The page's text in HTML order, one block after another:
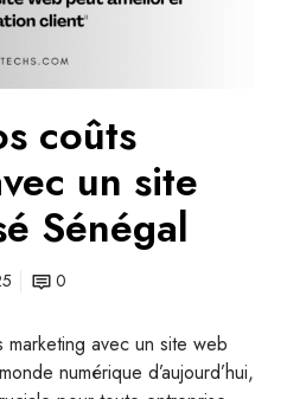
coûts
un site
Sénégal
0
avec un site web
numérique d’aujourd’hui,